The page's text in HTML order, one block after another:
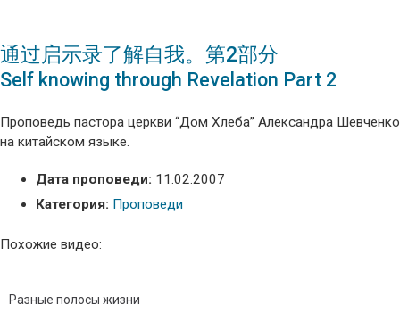
通过启示录了解自我。第2部分
Self knowing through Revelation Part 2
Проповедь пастора церкви “Дом Хлеба” Александра Шевченко
на китайском языке.
Дата проповеди: 11.02.2007
Категория: Проповеди
Похожие видео:
Разные полосы жизни